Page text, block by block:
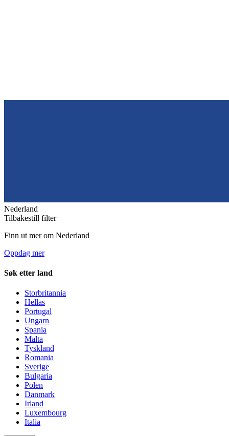
Nederland
Tilbakestill filter
Finn ut mer om Nederland
Oppdag mer
Søk etter land
Storbritannia
Hellas
Portugal
Ungarn
Spania
Malta
Tyskland
Romania
Sverige
Bulgaria
Polen
Danmark
Irland
Luxembourg
Italia